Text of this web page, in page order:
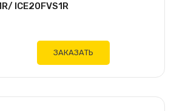
ICE20FVS1R
ЗАКАЗАТЬ